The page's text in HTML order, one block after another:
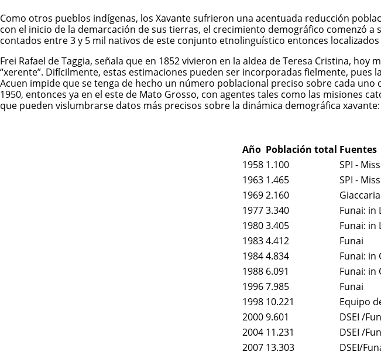
Como otros pueblos indígenas, los Xavante sufrieron una acentuada reducción
con el inicio de la demarcación de sus tierras, el crecimiento demográfico comenzó a
contados entre 3 y 5 mil nativos de este conjunto etnolinguístico entonces
Frei Rafael de Taggia, señala que en 1852 vivieron en la aldea de Teresa Cristina,
“xerente”. Difícilmente, estas estimaciones pueden ser incorporadas fielmente,
Acuen impide que se tenga de hecho un número poblacional preciso sobre cada
1950, entonces ya en el este de Mato Grosso, con agentes tales como las misiones
que pueden vislumbrarse datos más precisos sobre la dinámica demográfica xavante:
Año Población total Fuentes
1958 1.100
SPI -
1963 1.465
SPI -
1969 2.160
1977 3.340
Funai: in
1980 3.405
Funai: in
1983 4.412
Funai
1984 4.834
Funai: in
1988 6.091
Funai: in
1996 7.985
Funai
1998 10.221
Equipo
2000 9.601
DSEI /
2004 11.231
DSEI /
2007 13.303
DSEI/